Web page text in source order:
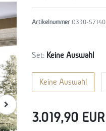
Artikelnummer O330-57140
Set: Keine Auswahl
Keine Auswahl
3.019,90 EUR